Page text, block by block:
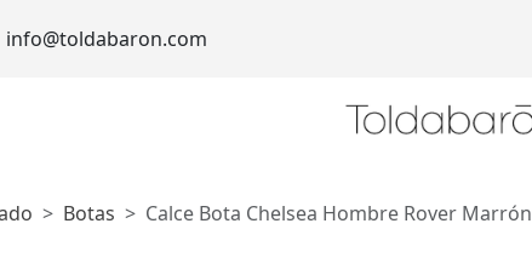
info@toldabaron.com
Botas Calce Bota Chelsea Hombre Rover Marrón